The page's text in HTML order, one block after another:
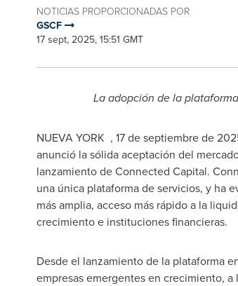
NOTICIAS PROPORCIONADAS POR
GSCF
17 sept, 2025, 15:51 GMT
La adopción de la
NUEVA YORK , 17 de septiembre de
anunció la sólida aceptación del
lanzamiento de Connected Capital.
una única plataforma de servicios, y ha
más amplia, acceso más rápido a la
crecimiento e instituciones financieras.
Desde el lanzamiento de la plataforma
empresas emergentes en crecimiento,